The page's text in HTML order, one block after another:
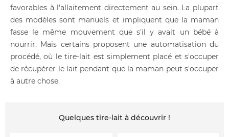
favorables à l'allaitement directement au sein. La plupart
des modèles sont manuels et impliquent que la maman
fasse le même mouvement que s'il y avait un bébé à
nourrir. Mais certains proposent une automatisation du
procédé, où le tire-lait est simplement placé et s'occuper
de récupérer le lait pendant que la maman peut s'occuper
à autre chose.
Quelques tire-lait à découvrir !